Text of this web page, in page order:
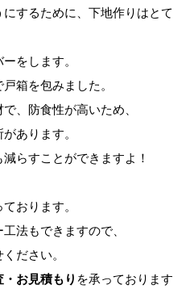
するために、下地作りはとて
をします。
戸箱を包みました。
、防食性が高いため、
あります。
らすことができますよ！
おります。
法もできますので、
ださい。
お見積もり を承っております